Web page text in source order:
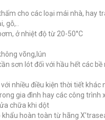
cho các loại mái nhà, hay
gỗ,..
ở nhiệt độ từ 20-50°C
võng,lún
sơn lót đối với hầu hết các
nhiều điều kiện thời tiết khác
gia đình hay các công trình
chữa khi dột
hoàn toàn từ hãng